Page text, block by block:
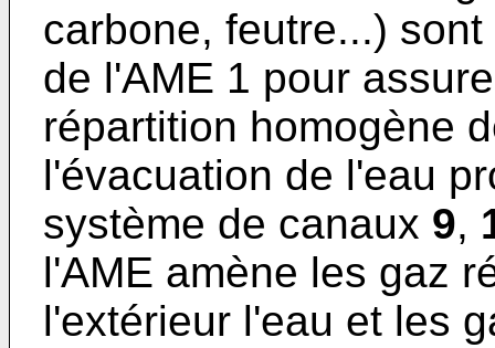
carbone, feutre...)
de l'AME 1 pour
répartition homogène
l'évacuation de l'eau
système de canaux 9,
l'AME amène les gaz
l'extérieur l'eau et les